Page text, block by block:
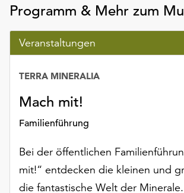
Programm & Mehr zum
Veranstaltungen
Mach mit!
Familienführung
TERRA MINERALIA
Bei der öffentlichen
mit!“ entdecken die kleinen und
die fantastische Welt der Minerale.